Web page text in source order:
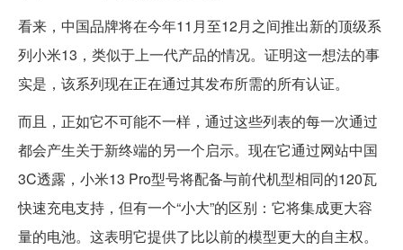
看来，中国品牌将在今年11月至12月之间推出新的顶级系
列小米13，类似于上一代产品的情况。证明这一想法的事
实是，该系列现在正在通过其发布所需的所有认证。
而且，正如它不可能不一样，通过这些列表的每一次通过
都会产生关于新终端的另一个启示。现在它通过网站中国
3C透露，小米13 Pro型号将配备与前代机型相同的120瓦
快速充电支持，但有一个“小大”的区别：它将集成更大容
量的电池。这表明它提供了比以前的模型更大的自主权。